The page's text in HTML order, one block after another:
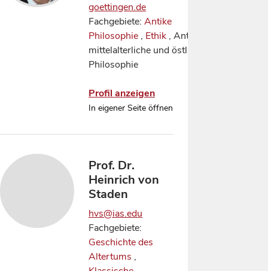
goettingen.de
Fachgebiete: Antike
Philosophie , Ethik , Antike
mittelalterliche und östliche
Philosophie
Profil anzeigen
In eigener Seite öffnen
Prof. Dr.
Heinrich von
Staden
hvs@ias.edu
Fachgebiete:
Geschichte des
Altertums ,